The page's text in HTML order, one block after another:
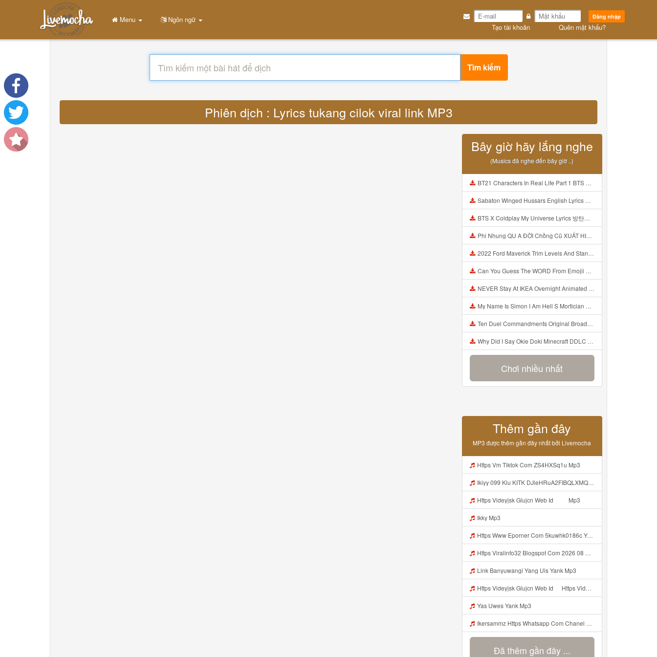
Đăng nhập
Tạo tài khoản Quên mật khẩu?
Menu Ngôn ngữ
Tìm kiếm
Phiên dịch : Lyrics tukang cilok viral link MP3
Bây giờ hãy lắng nghe
(Musics đã nghe đến bây giờ ..)
BT21 Characters In Real Life Part 1 BTS AND BT21 방탄소년단 BT21 BT21아가들은 아빠조아 따라쟁이들 BTS Vs BT21 Mp3
Sabaton Winged Hussars English Lyrics Mp3
BTS X Coldplay My Universe Lyrics 방탄소년단 콜드플레이 My Universe 가사 Color Coded Lyrics Han Rom Eng Mp3
Phi Nhung QU A ĐỜI Chồng Cũ XUẤT HIỆN Khóc Hối Hận Vì Làm Điều KHỦNG KHIẾP Với Cô Mp3
2022 Ford Maverick Trim Levels And Standard Features Explained Mp3
Can You Guess The WORD From Emojii COMPOUND WORD EMOJII CHALLENGE 90 PEOPLE FAIL Guess Mp3
NEVER Stay At IKEA Overnight Animated SCP 3008 Horror Story Mp3
My Name Is Simon I Am Hell S Mortician And I Am Going To Kill God Creepypasta Mp3
Ten Duel Commandments Original Broadway Cast Of Hamilton Lyrics Mp3
Why Did I Say Okie Doki Minecraft DDLC Animated Music Video Song By The Stupendium Mp3
Chơi nhiều nhất
Thêm gần đây
MP3 được thêm gần đây nhất bởi Livemocha
Https Vm Tiktok Com ZS4HXSq1u Mp3
Ikiyy 099 Kiu KITK DJleHRuA2FIBQLXMQABHoZotnf Mp3
Https Videyjsk Glujcn Web Id ᅠ ᅠ Mp3
Ikky Mp3
Https Www Eporner Com 5kuwhk0186c Yang Lagi Viral Yank Uwes Yang 566 Mp3
Https Viralinfo32 Blogspot Com 2026 08 Viral Html Mp4 Banyuwangi Mp3 Mp3
Link Banyuwangi Yang Uis Yank Mp3
Https Videyjsk Glujcn Web Id ᅠ Https Videyjsk Glujcn Web Id ᅠ ᅠ ᅠ Mp3
Yas Uwes Yank Mp3
Ikersammz Https Whatsapp Com Chanel 0029Vb7WfdGehEKmE7WrW3i Mp3
Đã thêm gần đây ...